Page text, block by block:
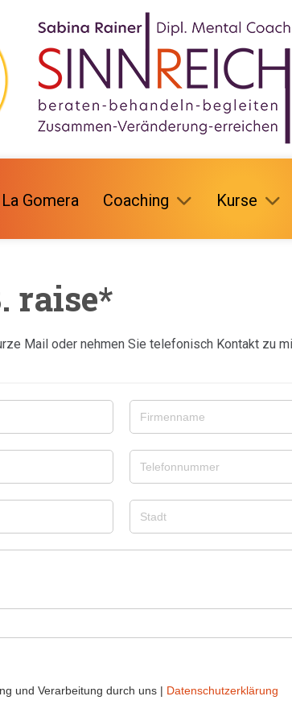
La Gomera Coaching Kurse
raise*
Mail oder nehmen Sie telefonisch Kontakt zu
und Verarbeitung durch uns | Datenschutzerklärung